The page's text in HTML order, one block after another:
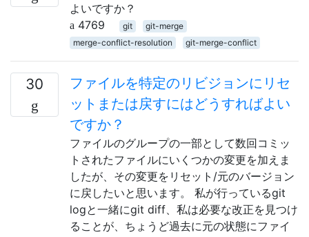
よいですか？
4769
git
git-merge
merge-conflict-resolution
git-merge-conflict
30
ファイルを特定のリビジョンにリセ
ットまたは戻すにはどうすればよい
ですか？
ファイルのグループの一部として数回コミッ
トされたファイルにいくつかの変更を加えま
したが、その変更をリセット/元のバージョン
に戻したいと思います。 私が行っているgit
logと一緒にgit diff、私は必要な改正を見つけ
ることが、ちょうど過去に元の状態にファイ